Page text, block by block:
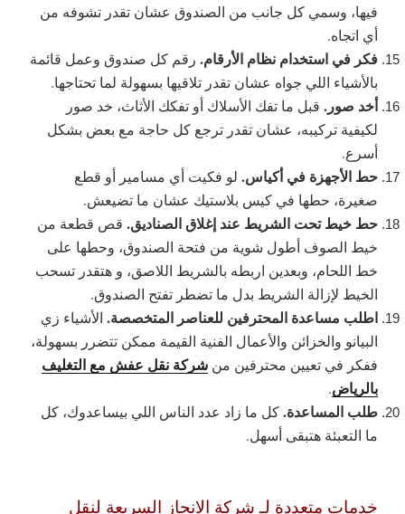
فيها، وسمي كل جانب من الصندوق عشان تقدر تشوفه من
أي اتجاه.
فكر في استخدام نظام الأرقام. رقم كل صندوق وعمل قائمة
بالأشياء اللي جواه عشان تقدر تلاقيها بسهولة لما تحتاجها.
أخد صور. قبل ما تفك الأسلاك أو تفكك الأثاث، خد صور
لكيفية تركيبه، عشان تقدر ترجع كل حاجة مع بعض بشكل
أسرع.
حط الأجهزة في أكياس. لو فكيت أي مسامير أو قطع
صغيرة، حطها في كيس بلاستيك عشان ما تضيعش.
حط خيط تحت الشريط عند إغلاق الصناديق. قص قطعة من
خيط الصوف أطول شوية من فتحة الصندوق، وحطها على
خط اللحام، وبعدين اربطه بالشريط اللاصق، و هتقدر تسحب
الخيط لإزالة الشريط بدل ما تضطر تفتح الصندوق.
اطلب مساعدة المحترفين للعناصر المتخصصة. الأشياء زي
البيانو والخزائن والأعمال الفنية القيمة ممكن تتضرر بسهولة،
ففكر في تعيين محترفين من شركة نقل عفش مع التغليف
بالرياض.
طلب المساعدة.كل ما زاد عدد الناس اللي بيساعدوك، كل
ما التعبئة هتبقى أسهل.
خدمات متعددة لـ شركة الانجاز السريعة لنقل